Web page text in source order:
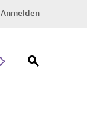
Anmelden